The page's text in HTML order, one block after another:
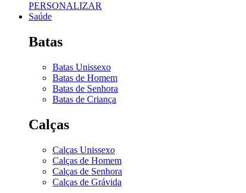
PERSONALIZAR
Saúde
Batas
Batas Unissexo
Batas de Homem
Batas de Senhora
Batas de Criança
Calças
Calças Unissexo
Calças de Homem
Calças de Senhora
Calças de Grávida